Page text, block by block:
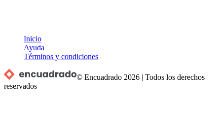
Inicio
Ayuda
Términos y condiciones
© Encuadrado 2026 |Todos los derechos
reservados